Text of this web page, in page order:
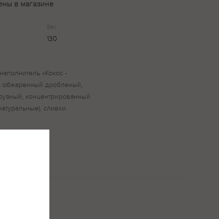
в магазине
Вес
130
«Кокос -
обжаренный дробленый,
концентрированный
сливки.